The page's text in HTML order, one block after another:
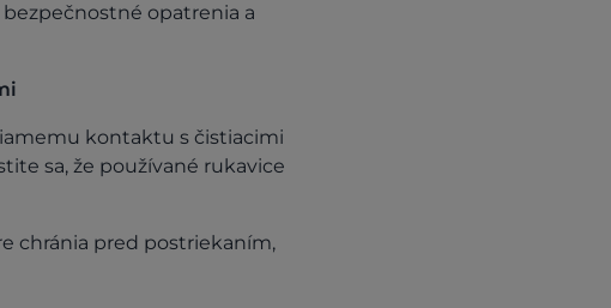
opatrenia a
kontaktu s čistiacimi
sa, že používané rukavice
chránia pred postriekaním,